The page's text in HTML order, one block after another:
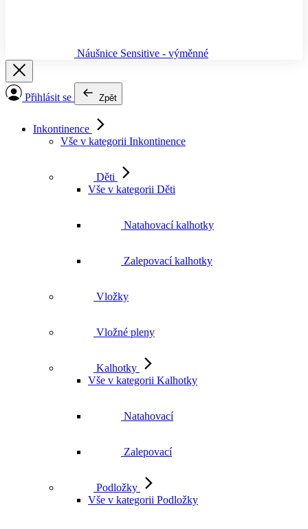
Náušnice Sensitive - výměnné
Přihlásit se Zpět
Inkontinence
Vše v kategorii Inkontinence
Děti
Vše v kategorii Děti
Natahovací kalhotky
Zalepovací kalhotky
Vložky
Vložné pleny
Kalhotky
Vše v kategorii Kalhotky
Natahovací
Zalepovací
Podložky
Vše v kategorii Podložky